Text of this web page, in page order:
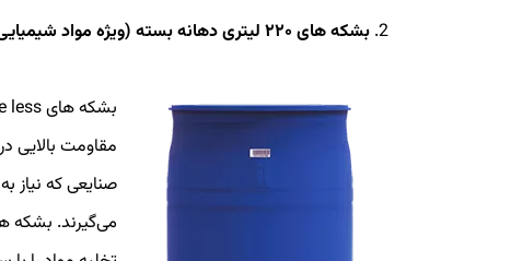
2. بشکه های ۲۲۰ لیتری دهانه بسته (ویژه مواد شیمیایی و روغن صنعتی)
مقاومت بالایی
صنایعی که نیاز